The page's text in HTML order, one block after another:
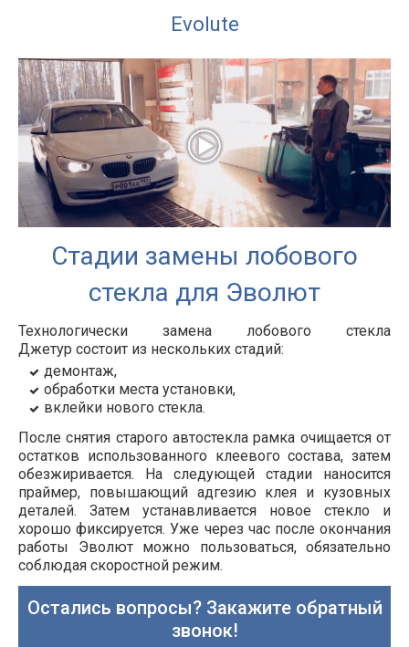
Evolute
Стадии замены лобового
стекла для Эволют
Технологически замена лобового стекла
Джетур состоит из нескольких стадий:
демонтаж,
обработки места установки,
вклейки нового стекла.
После снятия старого автостекла рамка очищается от
остатков использованного клеевого состава, затем
обезжиривается. На следующей стадии наносится
праймер, повышающий адгезию клея и кузовных
деталей. Затем устанавливается новое стекло и
хорошо фиксируется. Уже через час после окончания
работы Эволютможно пользоваться, обязательно
соблюдая скоростной режим.
Остались вопросы? Закажите обратный
звонок!